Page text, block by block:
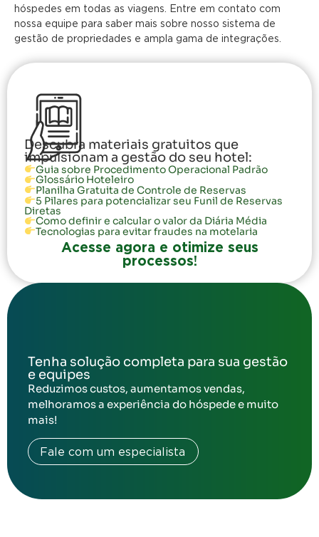
hóspedes em todas as viagens. Entre em contato com
nossa equipe para saber mais sobre nosso sistema de
gestão de propriedades e ampla gama de integrações.
Descubra materiais gratuitos que
impulsionam a gestão do seu hotel:
Guia sobre Procedimento Operacional Padrão
Glossário Hoteleiro
Planilha Gratuita de Controle de Reservas
5 Pilares para potencializar seu Funil de Reservas
Diretas
Como definir e calcular o valor da Diária Média
Tecnologias para evitar fraudes na motelaria
Acesse agora e otimize seus
processos!
Tenha solução completa para sua gestão
e equipes
Reduzimos custos, aumentamos vendas,
melhoramos a experiência do hóspede e muito
mais!
Fale com um especialista